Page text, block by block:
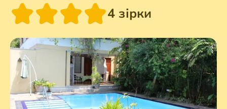
4 зірки